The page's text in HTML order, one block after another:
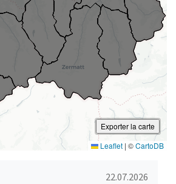
Exporter la carte
Leaflet | ©CartoDB
22.07.2026